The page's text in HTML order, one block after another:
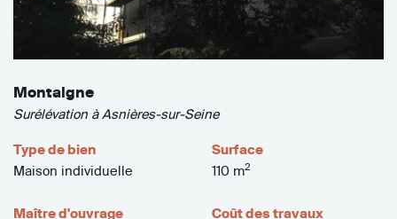
Montaigne
Surélévation à Asnières-sur-Seine
Type de bien
Maison individuelle
Surface
110 m2
Maître d'ouvrage
Coût des travaux